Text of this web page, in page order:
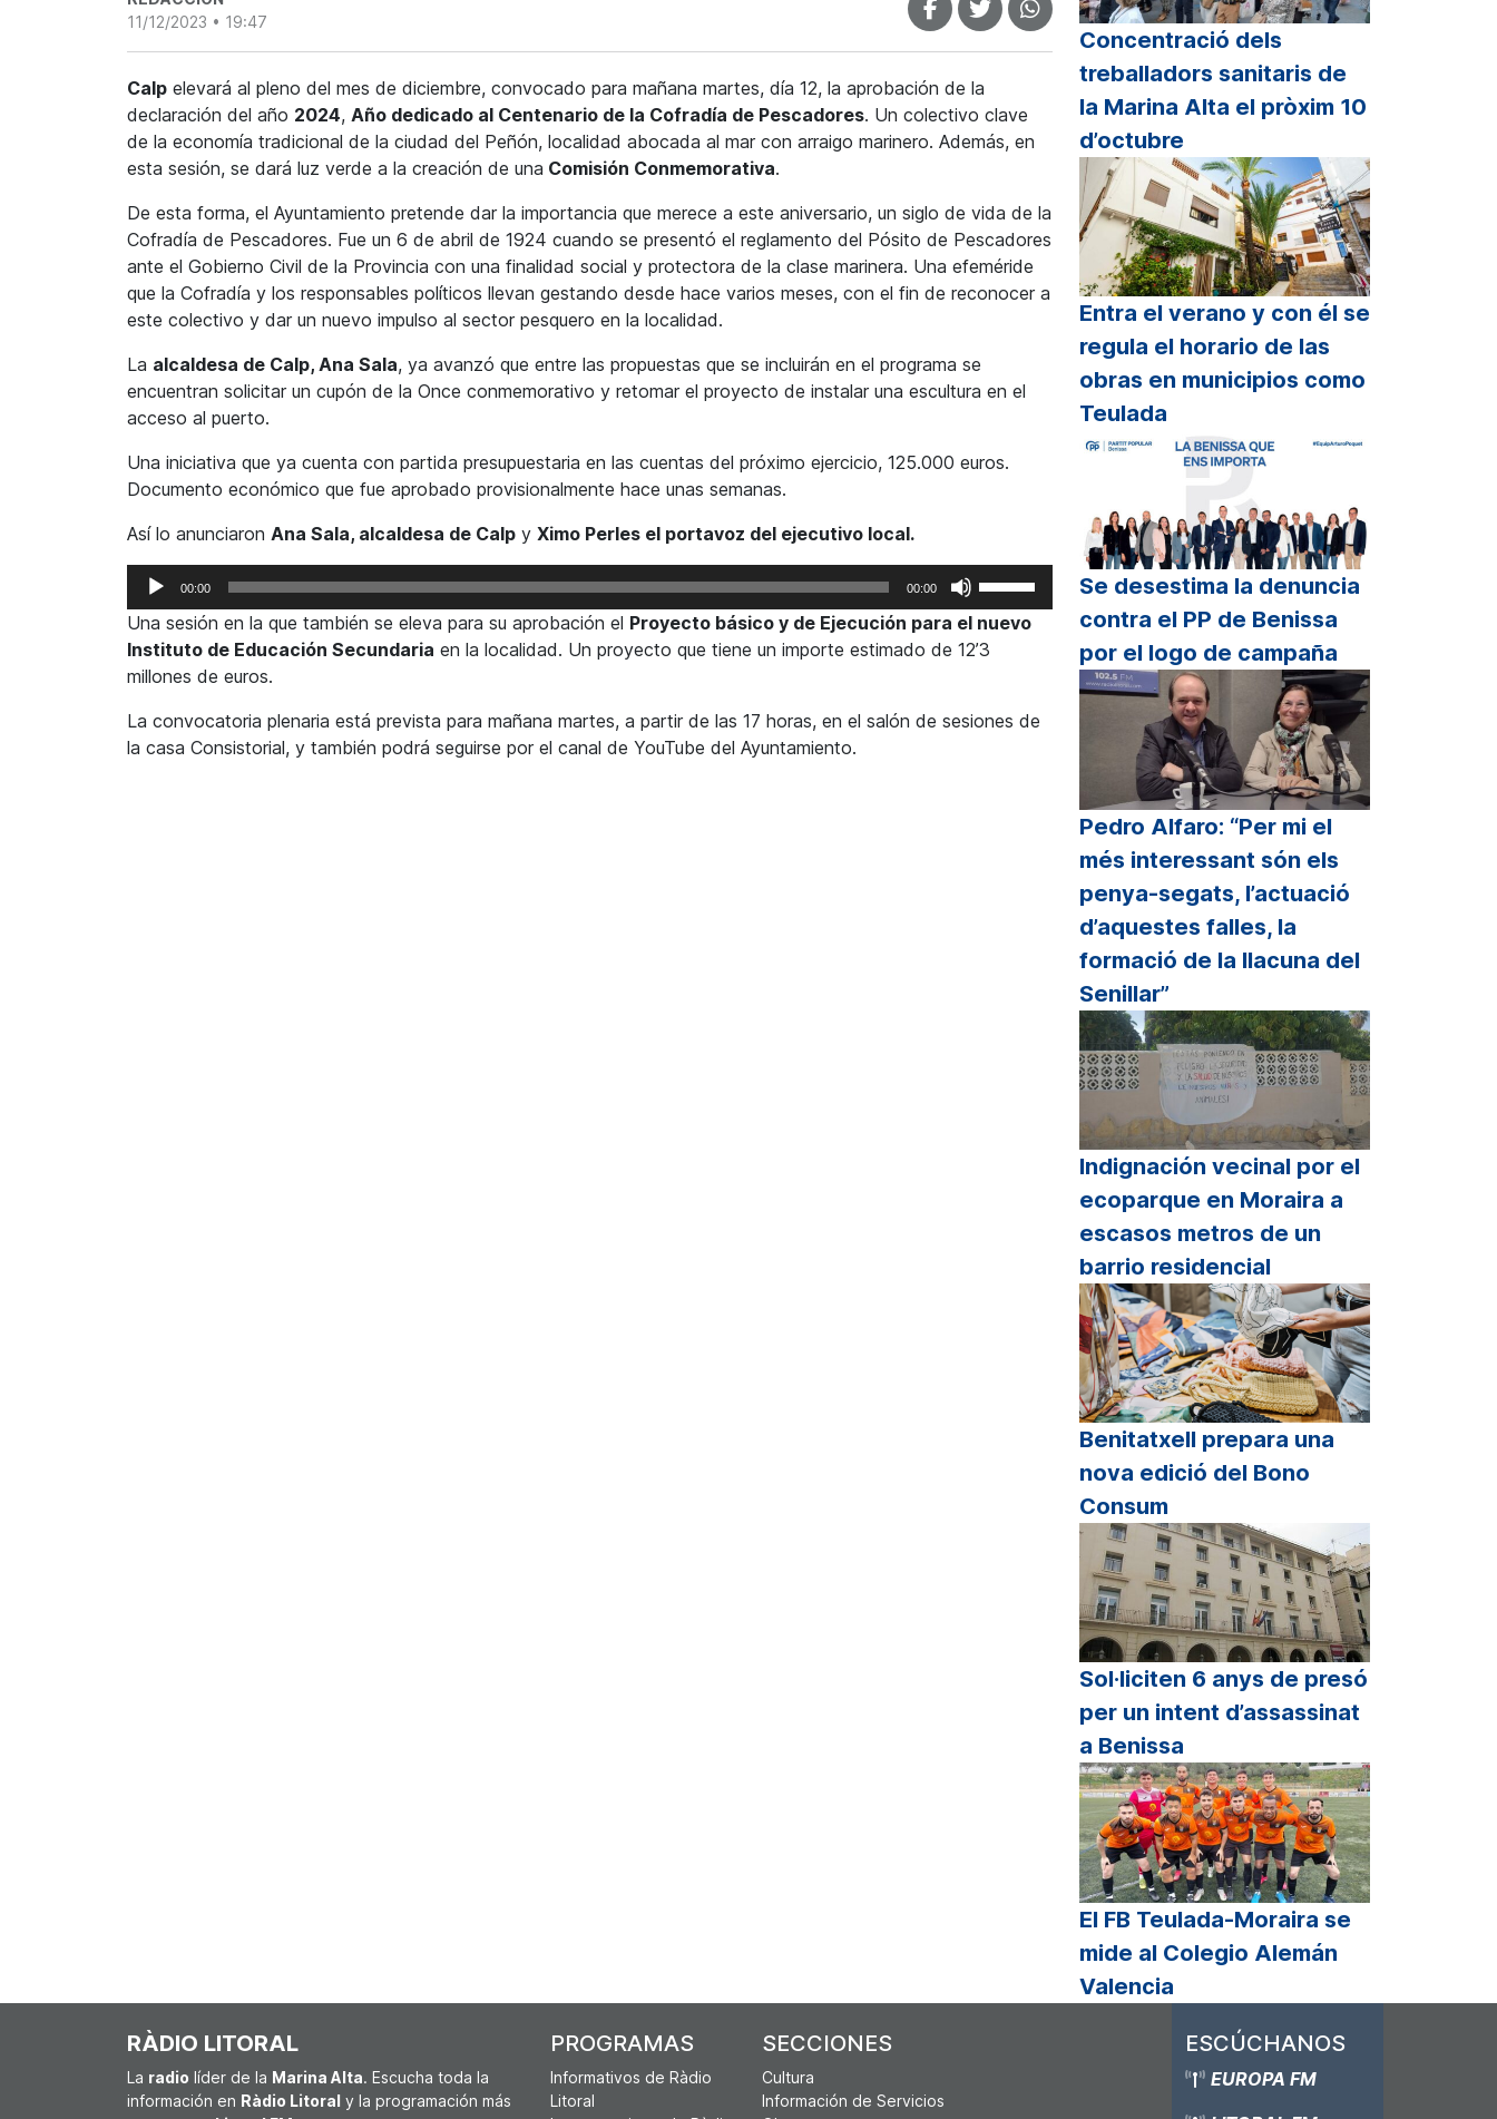
11/12/2023 • 19:47
Calp elevará al pleno del mes de diciembre, convocado para mañana martes, día 12, la aprobación de la
declaración del año 2024, Año dedicado al Centenario de la Cofradía de Pescadores. Un colectivo clave
de la economía tradicional de la ciudad del Peñón, localidad abocada al mar con arraigo marinero. Además, en
esta sesión, se dará luz verde a la creación de una Comisión Conmemorativa.
De esta forma, el Ayuntamiento pretende dar la importancia que merece a este aniversario, un siglo de vida de la
Cofradía de Pescadores. Fue un 6 de abril de 1924 cuando se presentó el reglamento del Pósito de Pescadores
ante el Gobierno Civil de la Provincia con una finalidad social y protectora de la clase marinera. Una efeméride
que la Cofradía y los responsables políticos llevan gestando desde hace varios meses, con el fin de reconocer a
este colectivo y dar un nuevo impulso al sector pesquero en la localidad.
La alcaldesa de Calp, Ana Sala, ya avanzó que entre las propuestas que se incluirán en el programa se
encuentran solicitar un cupón de la Once conmemorativo y retomar el proyecto de instalar una escultura en el
acceso al puerto.
Una iniciativa que ya cuenta con partida presupuestaria en las cuentas del próximo ejercicio, 125.000 euros.
Documento económico que fue aprobado provisionalmente hace unas semanas.
Así lo anunciaron Ana Sala, alcaldesa de Calp y Ximo Perles el portavoz del ejecutivo local.
Reproductor
audio
00:00 00:00
teclas
de
arriba/abajo
Una sesión en la que también se eleva para su aprobación el Proyecto básico y de Ejecución para el nuevo
Instituto de Educación Secundaria en la localidad. Un proyecto que tiene un importe estimado de 12’3
millones de euros.
La convocatoria plenaria está prevista para mañana martes, a partir de las 17 horas, en el salón de sesiones de
la casa Consistorial, y también podrá seguirse por el canal de YouTube del Ayuntamiento.
Concentració dels
treballadors sanitaris de
la Marina Alta el pròxim 10
d’octubre
Entra el verano y con él se
regula el horario de las
obras en municipios como
Teulada
Se desestima la denuncia
contra el PP de Benissa
por el logo de campaña
Pedro Alfaro: “Per mi el
més interessant són els
penya-segats, l’actuació
d’aquestes falles, la
formació de la llacuna del
Senillar”
Indignación vecinal por el
ecoparque en Moraira a
escasos metros de un
barrio residencial
Benitatxell prepara una
nova edició del Bono
Consum
Sol·liciten 6 anys de presó
per un intent d’assassinat
a Benissa
El FB Teulada-Moraira se
mide al Colegio Alemán
Valencia
RÀDIO LITORAL
La radio líder de la Marina Alta. Escucha toda la
información en Ràdio Litoral y la programación más
PROGRAMAS
Informativos de Ràdio
Litoral
SECCIONES
Cultura
Información de Servicios
ESCÚCHANOS
EUROPA FM